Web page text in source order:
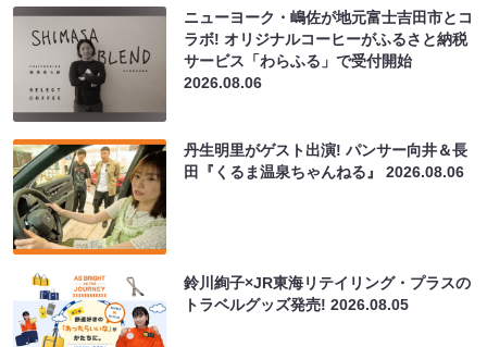
ニューヨーク・嶋佐が地元富士吉田市とコ
ラボ! オリジナルコーヒーがふるさと納税
サービス「わらふる」で受付開始
2026.08.06
丹生明里がゲスト出演! パンサー向井＆長
田『くるま温泉ちゃんねる』2026.08.06
鈴川絢子×JR東海リテイリング・プラスの
トラベルグッズ発売!2026.08.05